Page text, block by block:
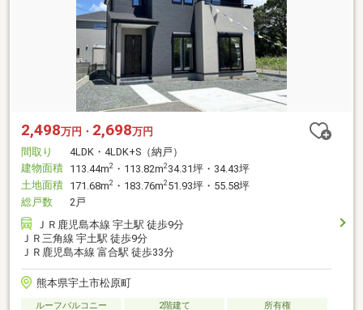
2,498万円・ 2,698万円
間取り
4LDK・4LDK+S（納戸）
建物面積 113.44m2 ・113.82m234.31坪・34.43坪
土地面積 171.68m2 ・183.76m251.93坪・55.58坪
総戸数
2戸
ＪＲ鹿児島本線 宇土駅 徒歩9分
ＪＲ三角線 宇土駅 徒歩9分
ＪＲ鹿児島本線 富合駅 徒歩33分
熊本県宇土市松原町
ルーフバルコニー 2階建て
所有権